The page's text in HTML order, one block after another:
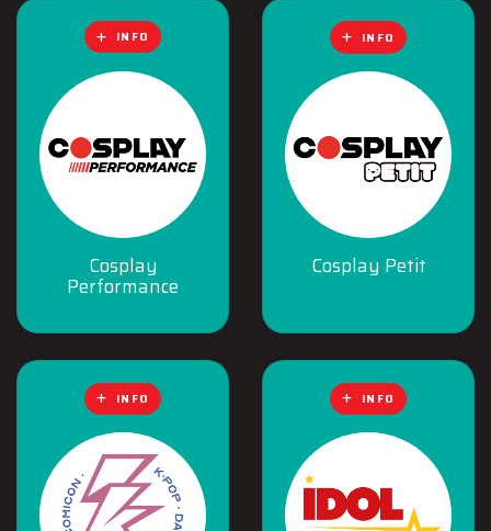
INFO
Cosplay
Performance
INFO
Cosplay Petit
INFO INFO